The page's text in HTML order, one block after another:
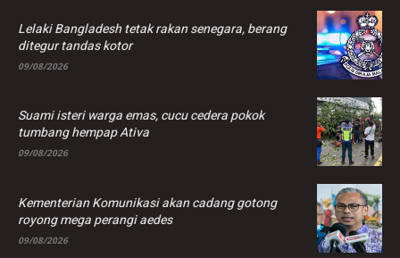
Lelaki Bangladesh tetak rakan senegara, berang
ditegur tandas kotor
09/08/2026
Suami isteri warga emas, cucu cedera pokok
tumbang hempap Ativa
09/08/2026
Kementerian Komunikasi akan cadang gotong
royong mega perangi aedes
09/08/2026